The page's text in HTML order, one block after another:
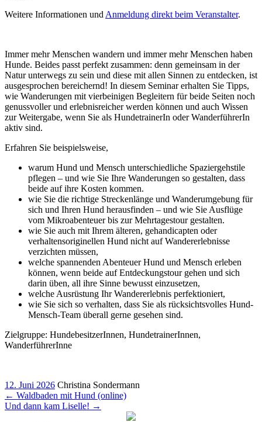
Weitere Informationen und Anmeldung direkt beim Veranstalter.
Immer mehr Menschen wandern und immer mehr Menschen haben
Hunde. Beides passt perfekt zusammen: denn gemeinsam in der
Natur unterwegs zu sein und diese mit allen Sinnen zu entdecken, ist
ausgesprochen bereichernd! In diesem Seminar erhalten Sie Tipps,
wie Wanderungen mit vierbeinigen Begleitern für beide Seiten noch
genussvoller und erlebnisreicher werden können und auch Wissen
zur Weitergabe, wenn Sie als HundetrainerIn oder WanderführerIn
aktiv sind.
Erfahren Sie beispielsweise,
warum Hund und Mensch unterschiedliche Spaziergehstile
pflegen – und wie Sie Ihre Wanderungen so gestalten, dass
beide auf ihre Kosten kommen.
wie Sie die richtige Streckenlänge und Wanderumgebung für
sich und Ihren Hund herausfinden – und wie Sie Ausflüge
vom Mikroabenteuer bis zur Mehrtagestour gestalten.
wie Sie auch mit Ihrem älteren, gehandicapten oder
verhaltensoriginellen Hund nicht auf Wandererlebnisse
verzichten müssen,
welche spannenden Abenteuer Hund und Mensch erleben
können, wenn beide auf Entdeckungstour gehen und sich
darin üben, all ihre Sinne bewusst einzusetzen,
welche Ausrüstung Ihr Wandererlebnis perfektioniert,
wie Sie sich so verhalten, dass Sie als rücksichtsvolles Hund-
Mensch-Team überall gerne gesehen sind.
Zielgruppe: HundebesitzerInnen, HundetrainerInnen,
WanderführerInne
12. Juni 2026 Christina Sondermann
← Waldbaden mit Hund (online)
Und dann kam Liselle! →